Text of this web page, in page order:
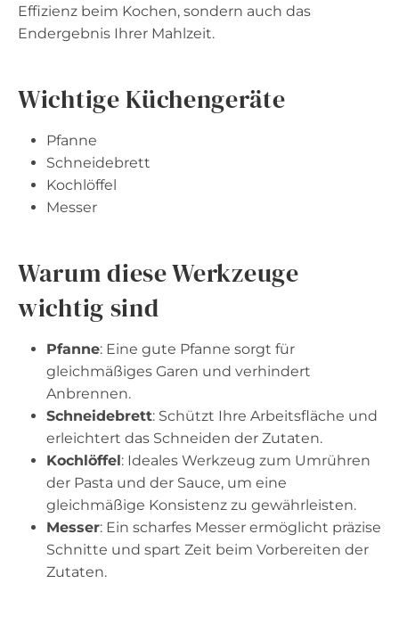
Effizienz beim Kochen, sondern auch das
Endergebnis Ihrer Mahlzeit.
Wichtige Küchengeräte
Pfanne
Schneidebrett
Kochlöffel
Messer
Warum diese Werkzeuge
wichtig sind
Pfanne: Eine gute Pfanne sorgt für
gleichmäßiges Garen und verhindert
Anbrennen.
Schneidebrett: Schützt Ihre Arbeitsfläche und
erleichtert das Schneiden der Zutaten.
Kochlöffel: Ideales Werkzeug zum Umrühren
der Pasta und der Sauce, um eine
gleichmäßige Konsistenz zu gewährleisten.
Messer: Ein scharfes Messer ermöglicht präzise
Schnitte und spart Zeit beim Vorbereiten der
Zutaten.